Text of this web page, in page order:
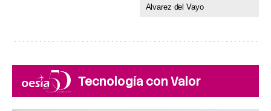
Alvarez del Vayo
Tecnología con Valor